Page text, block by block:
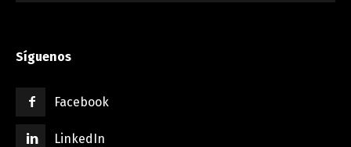
Síguenos
Facebook
LinkedIn